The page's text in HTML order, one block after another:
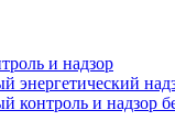
и надзор
энергетический
контроль и надзор